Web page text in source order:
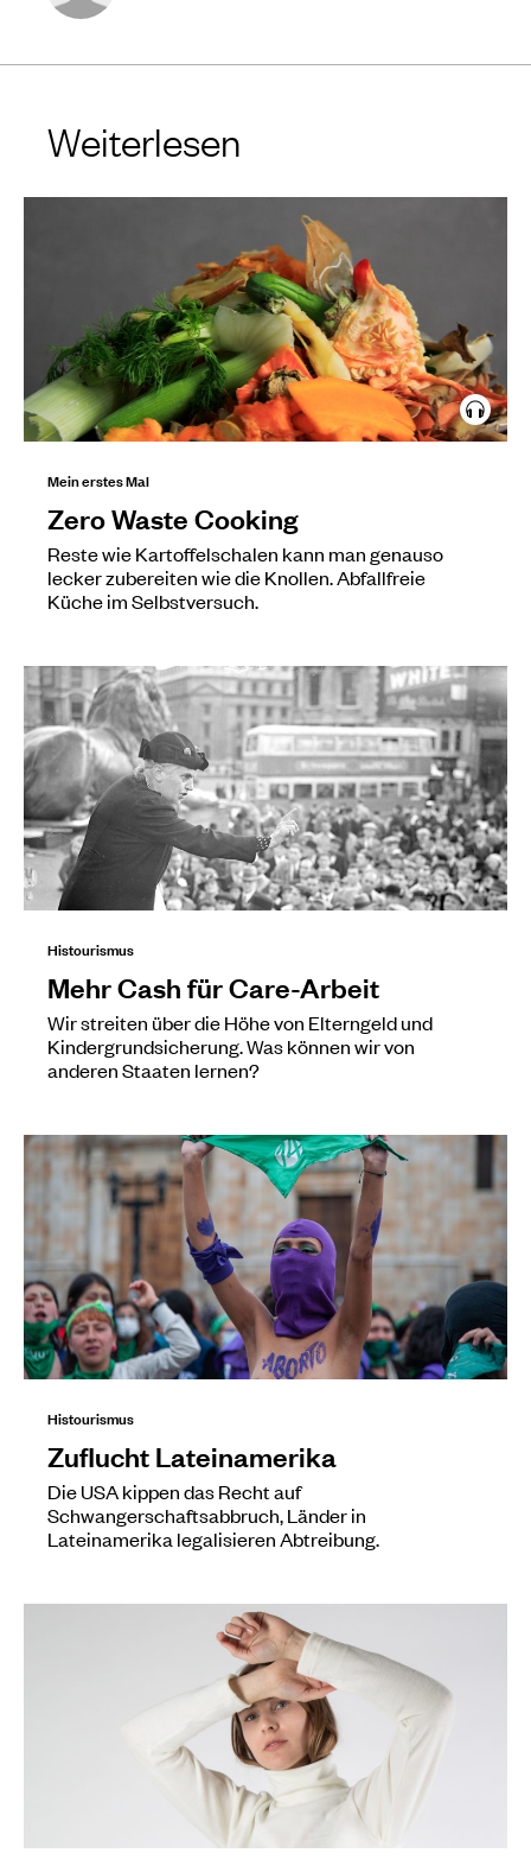
Weiterlesen
Mein erstes Mal
Zero Waste Cooking
Reste wie Kartoffelschalen kann man genauso
lecker zubereiten wie die Knollen. Abfallfreie
Küche im Selbstversuch.
Histourismus
Mehr Cash für Care-Arbeit
Wir streiten über die Höhe von Elterngeld und
Kindergrundsicherung. Was können wir von
anderen Staaten lernen?
Histourismus
Zuflucht Lateinamerika
Die USA kippen das Recht auf
Schwangerschaftsabbruch, Länder in
Lateinamerika legalisieren Abtreibung.